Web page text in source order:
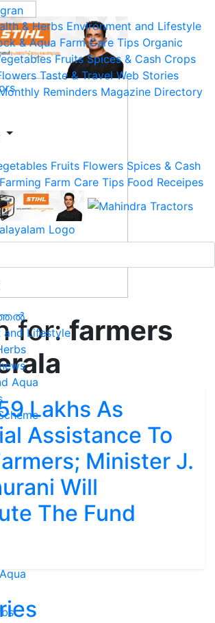
& Herbs Environment and Lifestyle
& Aqua Farm Care Tips Organic
Fruits Spices & Cash Crops
Taste & Travel Web Stories
Reminders Magazine Directory
Fruits Flowers Spices & Cash
Farm Care Tips Food Receipes
and Lifestyle
Aqua
for:farmers
Lakhs As
Assistance To
Minister J.
Will
The Fund